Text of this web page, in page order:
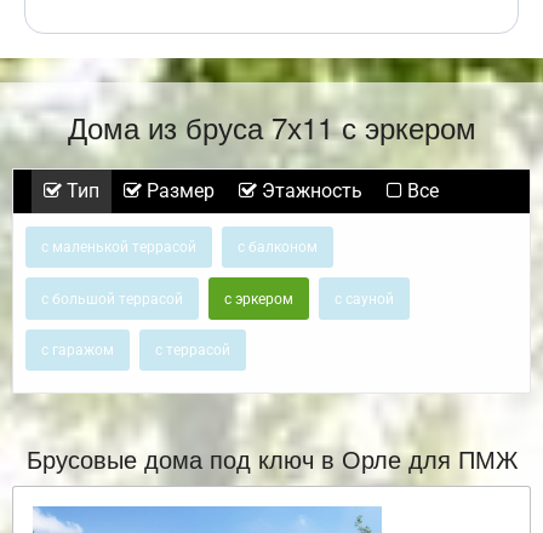
Дома из бруса 7х11 с эркером
Тип Размер Этажность Все
с маленькой террасой с балконом
с большой террасой с эркером с сауной
с гаражом с террасой
Брусовые дома под ключ в Орле для ПМЖ